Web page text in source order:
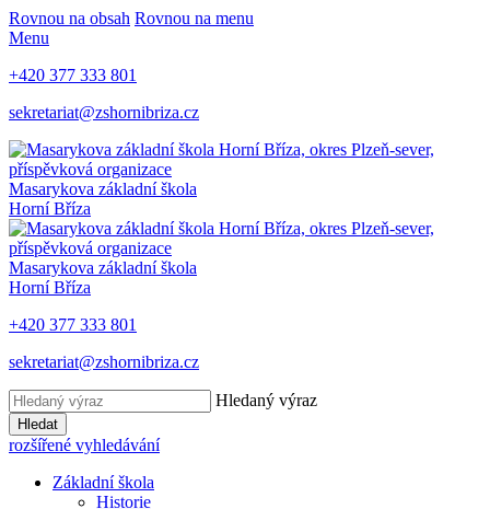
Rovnou na obsah Rovnou na menu
Menu
+420 377 333 801
sekretariat@zshornibriza.cz
Masarykova základní škola
Horní Bříza
Masarykova základní škola
Horní Bříza
+420 377 333 801
sekretariat@zshornibriza.cz
Hledaný výraz
Hledat
rozšířené vyhledávání
Základní škola
Historie